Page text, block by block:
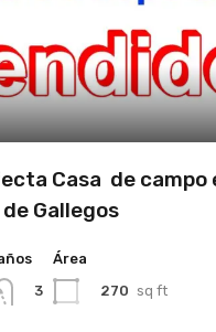
Casa de campo
Gallegos
3
Área
270 sq ft